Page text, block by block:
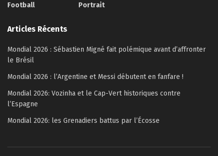
Football
Portrait
Articles Récents
Mondial 2026 : Sébastien Migné fait polémique avant d’affronter
le Brésil
Mondial 2026 : l’Argentine et Messi débutent en fanfare !
Mondial 2026: Vozinha et le Cap-Vert historiques contre
l’Espagne
Mondial 2026: les Grenadiers battus par l’Écosse